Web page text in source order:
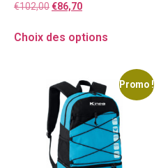
€102,00€86,70
Choix des options
Promo !